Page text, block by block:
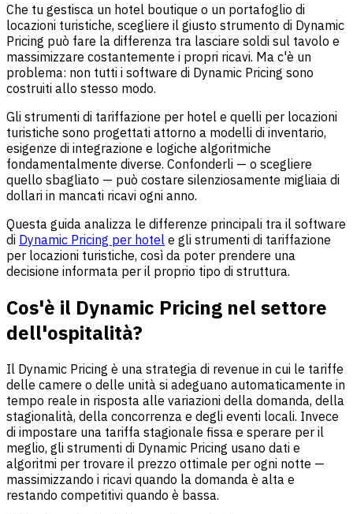
Che tu gestisca un hotel boutique o un portafoglio di
locazioni turistiche, scegliere il giusto strumento di Dynamic
Pricing può fare la differenza tra lasciare soldi sul tavolo e
massimizzare costantemente i propri ricavi. Ma c'è un
problema: non tutti i software di Dynamic Pricing sono
costruiti allo stesso modo.
Gli strumenti di tariffazione per hotel e quelli per locazioni
turistiche sono progettati attorno a modelli di inventario,
esigenze di integrazione e logiche algoritmiche
fondamentalmente diverse. Confonderli — o scegliere
quello sbagliato — può costare silenziosamente migliaia di
dollari in mancati ricavi ogni anno.
Questa guida analizza le differenze principali tra il software
di Dynamic Pricing per hotel e gli strumenti di tariffazione
per locazioni turistiche, così da poter prendere una
decisione informata per il proprio tipo di struttura.
Cos'è il Dynamic Pricing nel settore
dell'ospitalità?
Il Dynamic Pricing è una strategia di revenue in cui le tariffe
delle camere o delle unità si adeguano automaticamente in
tempo reale in risposta alle variazioni della domanda, della
stagionalità, della concorrenza e degli eventi locali. Invece
di impostare una tariffa stagionale fissa e sperare per il
meglio, gli strumenti di Dynamic Pricing usano dati e
algoritmi per trovare il prezzo ottimale per ogni notte —
massimizzando i ricavi quando la domanda è alta e
restando competitivi quando è bassa.